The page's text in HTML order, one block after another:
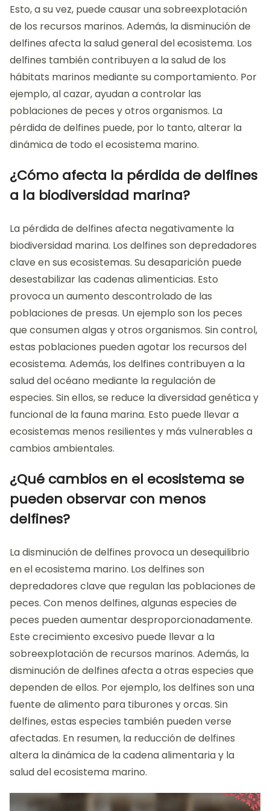
Esto, a su vez, puede causar una sobreexplotación
de los recursos marinos. Además, la disminución de
delfines afecta la salud general del ecosistema. Los
delfines también contribuyen a la salud de los
hábitats marinos mediante su comportamiento. Por
ejemplo, al cazar, ayudan a controlar las
poblaciones de peces y otros organismos. La
pérdida de delfines puede, por lo tanto, alterar la
dinámica de todo el ecosistema marino.
¿Cómo afecta la pérdida de delfines
a la biodiversidad marina?
La pérdida de delfines afecta negativamente la
biodiversidad marina. Los delfines son depredadores
clave en sus ecosistemas. Su desaparición puede
desestabilizar las cadenas alimenticias. Esto
provoca un aumento descontrolado de las
poblaciones de presas. Un ejemplo son los peces
que consumen algas y otros organismos. Sin control,
estas poblaciones pueden agotar los recursos del
ecosistema. Además, los delfines contribuyen a la
salud del océano mediante la regulación de
especies. Sin ellos, se reduce la diversidad genética y
funcional de la fauna marina. Esto puede llevar a
ecosistemas menos resilientes y más vulnerables a
cambios ambientales.
¿Qué cambios en el ecosistema se
pueden observar con menos
delfines?
La disminución de delfines provoca un desequilibrio
en el ecosistema marino. Los delfines son
depredadores clave que regulan las poblaciones de
peces. Con menos delfines, algunas especies de
peces pueden aumentar desproporcionadamente.
Este crecimiento excesivo puede llevar a la
sobreexplotación de recursos marinos. Además, la
disminución de delfines afecta a otras especies que
dependen de ellos. Por ejemplo, los delfines son una
fuente de alimento para tiburones y orcas. Sin
delfines, estas especies también pueden verse
afectadas. En resumen, la reducción de delfines
altera la dinámica de la cadena alimentaria y la
salud del ecosistema marino.